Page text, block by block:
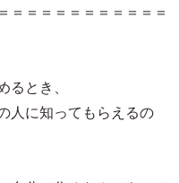
＝＝＝＝＝＝＝＝＝＝＝
るとき、
人に知ってもらえるの